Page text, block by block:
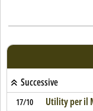
Successive
17/10 Utility per il